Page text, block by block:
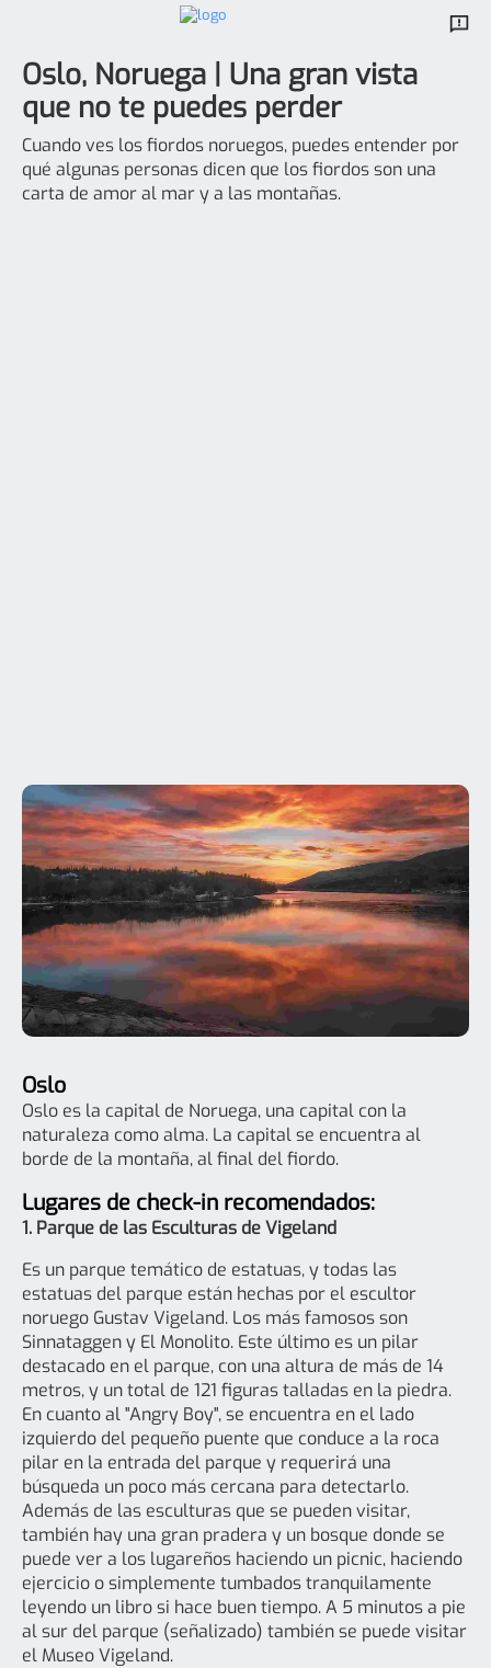
Oslo, Noruega | Una gran vista
que no te puedes perder
Cuando ves los fiordos noruegos, puedes entender por
qué algunas personas dicen que los fiordos son una
carta de amor al mar y a las montañas.
Oslo
Oslo es la capital de Noruega, una capital con la
naturaleza como alma. La capital se encuentra al
borde de la montaña, al final del fiordo.
Lugares de check-in recomendados:
1. Parque de las Esculturas de Vigeland
Es un parque temático de estatuas, y todas las
estatuas del parque están hechas por el escultor
noruego Gustav Vigeland. Los más famosos son
Sinnataggen y El Monolito. Este último es un pilar
destacado en el parque, con una altura de más de 14
metros, y un total de 121 figuras talladas en la piedra.
En cuanto al "Angry Boy", se encuentra en el lado
izquierdo del pequeño puente que conduce a la roca
pilar en la entrada del parque y requerirá una
búsqueda un poco más cercana para detectarlo.
Además de las esculturas que se pueden visitar,
también hay una gran pradera y un bosque donde se
puede ver a los lugareños haciendo un picnic, haciendo
ejercicio o simplemente tumbados tranquilamente
leyendo un libro si hace buen tiempo. A 5 minutos a pie
al sur del parque (señalizado) también se puede visitar
el Museo Vigeland.